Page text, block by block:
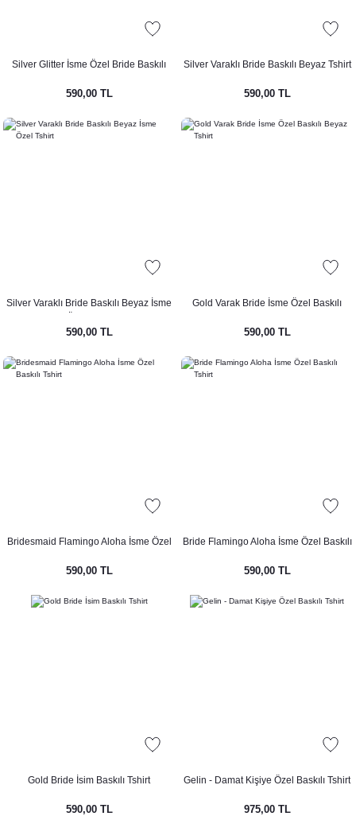
Silver Glitter İsme Özel Bride Baskılı
590,00 TL
Silver Varaklı Bride Baskılı Beyaz Tshirt
590,00 TL
Silver Varaklı Bride Baskılı Beyaz İsme
590,00 TL
Gold Varak Bride İsme Özel Baskılı
590,00 TL
Bridesmaid Flamingo Aloha İsme Özel
590,00 TL
Bride Flamingo Aloha İsme Özel Baskılı
590,00 TL
Gold Bride İsim Baskılı Tshirt
590,00 TL
Gelin - Damat Kişiye Özel Baskılı Tshirt
975,00 TL